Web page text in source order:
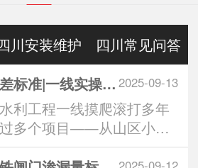
川安装维护 四川常见问答
2025-09-13
四川铸铁闸门偏差标准|一线实操全解析：从生产到安装的3大重要控制点
利工程一线摸爬滚打多年
多个项目——从山区小水